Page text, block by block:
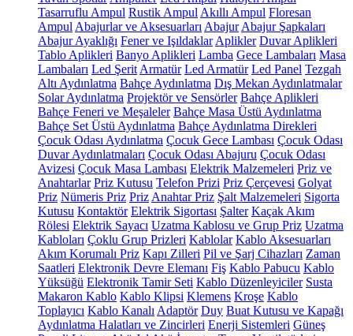
Tasarruflu Ampul Rustik Ampul Akıllı Ampul Floresan
Ampul Abajurlar ve Aksesuarları Abajur Abajur Şapkaları
Abajur Ayaklığı Fener ve Işıldaklar Aplikler Duvar Aplikleri
Tablo Aplikleri Banyo Aplikleri Lamba Gece Lambaları Masa
Lambaları Led Şerit Armatür Led Armatür Led Panel Tezgah
Altı Aydınlatma Bahçe Aydınlatma Dış Mekan Aydınlatmalar
Solar Aydınlatma Projektör ve Sensörler Bahçe Aplikleri
Bahçe Feneri ve Meşaleler Bahçe Masa Üstü Aydınlatma
Bahçe Set Üstü Aydınlatma Bahçe Aydınlatma Direkleri
Çocuk Odası Aydınlatma Çocuk Gece Lambası Çocuk Odası
Duvar Aydınlatmaları Çocuk Odası Abajuru Çocuk Odası
Avizesi Çocuk Masa Lambası Elektrik Malzemeleri Priz ve
Anahtarlar Priz Kutusu Telefon Prizi Priz Çerçevesi Golyat
Priz Nümeris Priz Priz Anahtar Priz Şalt Malzemeleri Sigorta
Kutusu Kontaktör Elektrik Sigortası Şalter Kaçak Akım
Rölesi Elektrik Sayacı Uzatma Kablosu ve Grup Priz Uzatma
Kabloları Çoklu Grup Prizleri Kablolar Kablo Aksesuarları
Akım Korumalı Priz Kapı Zilleri Pil ve Şarj Cihazları Zaman
Saatleri Elektronik Devre Elemanı Fiş Kablo Pabucu Kablo
Yüksüğü Elektronik Tamir Seti Kablo Düzenleyiciler Susta
Makaron Kablo Kablo Klipsi Klemens Kroşe Kablo
Toplayıcı Kablo Kanalı Adaptör Duy Buat Kutusu ve Kapağı
Aydınlatma Halatları ve Zincirleri Enerji Sistemleri Güneş